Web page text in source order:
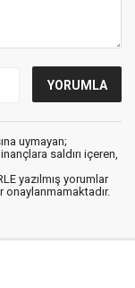
uymayan;
saldırı içeren,
yazılmış yorumlar
onaylanmamaktadır.